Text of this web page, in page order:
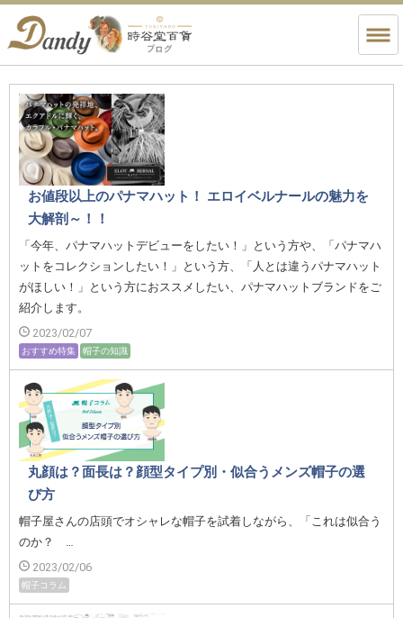
お値段以上のパナマハット！ エロイベルナールの魅力を
大解剖～！！
「今年、パナマハットデビューをしたい！」という方や、「パナマハ
ットをコレクションしたい！」という方、「人とは違うパナマハット
がほしい！」という方におススメしたい、パナマハットブランドをご
紹介します。
2023/02/07
おすすめ特集 帽子の知識
丸顔は？面長は？顔型タイプ別・似合うメンズ帽子の選
び方
帽子屋さんの店頭でオシャレな帽子を試着しながら、「これは似合う
のか？ …
2023/02/06
帽子コラム